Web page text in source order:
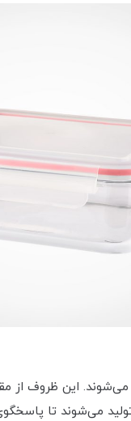
این ظروف از
می‌شوند تا